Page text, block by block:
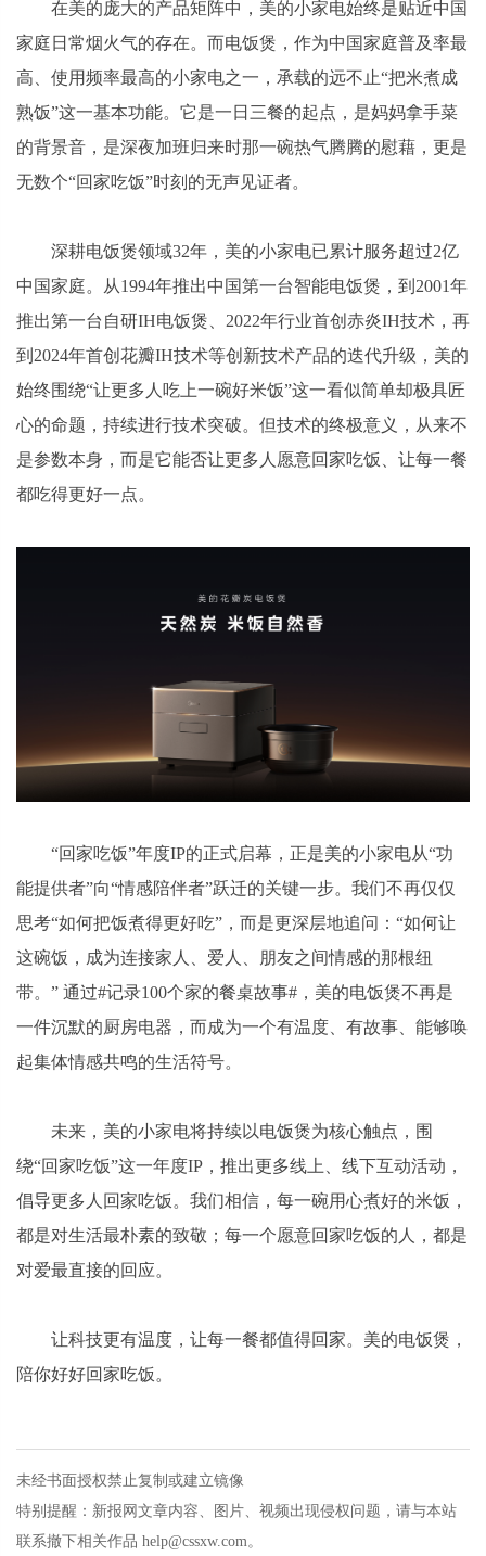
在美的庞大的产品矩阵中，美的小家电始终是贴近中国
家庭日常烟火气的存在。而电饭煲，作为中国家庭普及率最
高、使用频率最高的小家电之一，承载的远不止“把米煮成
熟饭”这一基本功能。它是一日三餐的起点，是妈妈拿手菜
的背景音，是深夜加班归来时那一碗热气腾腾的慰藉，更是
无数个“回家吃饭”时刻的无声见证者。
深耕电饭煲领域32年，美的小家电已累计服务超过2亿
中国家庭。从1994年推出中国第一台智能电饭煲，到2001年
推出第一台自研IH电饭煲、2022年行业首创赤炎IH技术，再
到2024年首创花瓣IH技术等创新技术产品的迭代升级，美的
始终围绕“让更多人吃上一碗好米饭”这一看似简单却极具匠
心的命题，持续进行技术突破。但技术的终极意义，从来不
是参数本身，而是它能否让更多人愿意回家吃饭、让每一餐
都吃得更好一点。
“回家吃饭”年度IP的正式启幕，正是美的小家电从“功
能提供者”向“情感陪伴者”跃迁的关键一步。我们不再仅仅
思考“如何把饭煮得更好吃”，而是更深层地追问：“如何让
这碗饭，成为连接家人、爱人、朋友之间情感的那根纽
带。” 通过#记录100个家的餐桌故事#，美的电饭煲不再是
一件沉默的厨房电器，而成为一个有温度、有故事、能够唤
起集体情感共鸣的生活符号。
未来，美的小家电将持续以电饭煲为核心触点，围
绕“回家吃饭”这一年度IP，推出更多线上、线下互动活动，
倡导更多人回家吃饭。我们相信，每一碗用心煮好的米饭，
都是对生活最朴素的致敬；每一个愿意回家吃饭的人，都是
对爱最直接的回应。
让科技更有温度，让每一餐都值得回家。美的电饭煲，
陪你好好回家吃饭。
未经书面授权禁止复制或建立镜像
特别提醒：新报网文章内容、图片、视频出现侵权问题，请与本站
联系撤下相关作品 help@cssxw.com。